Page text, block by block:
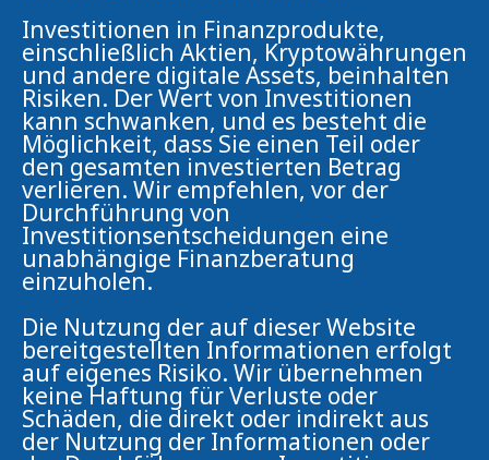
Investitionen in Finanzprodukte,
einschließlich Aktien, Kryptowährungen
und andere digitale Assets, beinhalten
Risiken. Der Wert von Investitionen
kann schwanken, und es besteht die
Möglichkeit, dass Sie einen Teil oder
den gesamten investierten Betrag
verlieren. Wir empfehlen, vor der
Durchführung von
Investitionsentscheidungen eine
unabhängige Finanzberatung
einzuholen.
Die Nutzung der auf dieser Website
bereitgestellten Informationen erfolgt
auf eigenes Risiko. Wir übernehmen
keine Haftung für Verluste oder
Schäden, die direkt oder indirekt aus
der Nutzung der Informationen oder